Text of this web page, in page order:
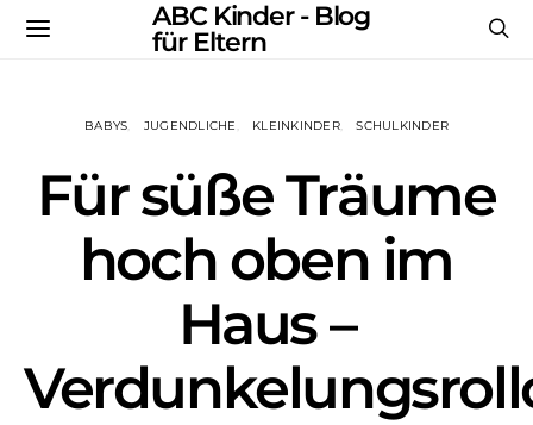
ABC Kinder - Blog
für Eltern
BABYS JUGENDLICHE KLEINKINDER SCHULKINDER
Für süße Träume
hoch oben im
Haus –